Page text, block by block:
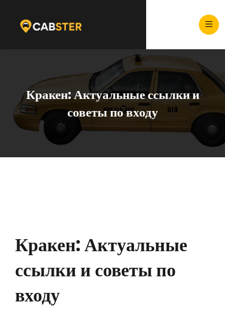
Кракен: Актуальные ссылки и
советы по входу
Кракен: Актуальные
ссылки и советы по
входу